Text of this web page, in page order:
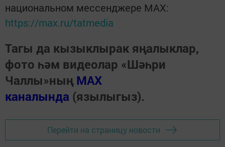
национальном мессенджере MАХ:
https://max.ru/tatmedia
Тагы да кызыклырак яңалыклар,
фото һәм видеолар «Шәһри
Чаллы»ның MAX
каналында (язылыгыз).
Перейти на страницу новости